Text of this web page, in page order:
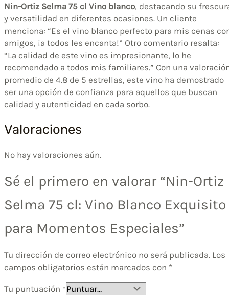
Nin-Ortiz Selma 75 cl Vino blanco, destacando su
y versatilidad en diferentes ocasiones. Un cliente
menciona: “Es el vino blanco perfecto para mis cenas
amigos, ¡a todos les encanta!” Otro comentario resalta:
“La calidad de este vino es impresionante, lo he
recomendado a todos mis familiares.” Con una
promedio de 4.8 de 5 estrellas, este vino ha demostrado
ser una opción de confianza para aquellos que buscan
calidad y autenticidad en cada sorbo.
Valoraciones
No hay valoraciones aún.
Sé el primero en valorar “Nin-Ortiz
Selma 75 cl: Vino Blanco Exquisito
para Momentos Especiales”
Tu dirección de correo electrónico no será publicada. Los
campos obligatorios están marcados con *
Tu puntuación *